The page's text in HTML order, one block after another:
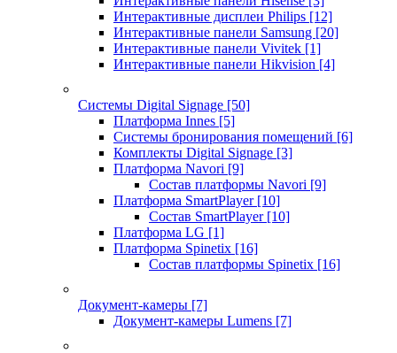
Интерактивные дисплеи Philips [12]
Интерактивные панели Samsung [20]
Интерактивные панели Vivitek [1]
Интерактивные панели Hikvision [4]
Системы Digital Signage [50]
Платформа Innes [5]
Системы бронирования помещений [6]
Комплекты Digital Signage [3]
Платформа Navori [9]
Состав платформы Navori [9]
Платформа SmartPlayer [10]
Состав SmartPlayer [10]
Платформа LG [1]
Платформа Spinetix [16]
Состав платформы Spinetix [16]
Документ-камеры [7]
Документ-камеры Lumens [7]